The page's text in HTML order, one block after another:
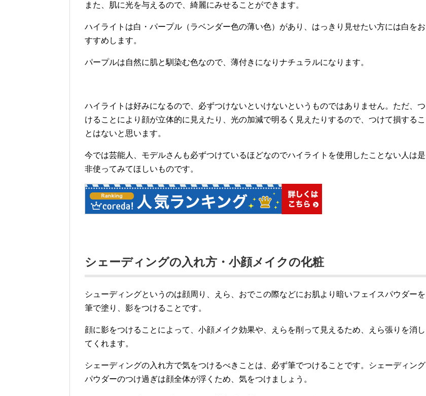
また、肌に光を与えるので、綺麗にみせることができます。
ハイライトは白・パープル（ラベンダー色の薄い色）があり、はっきり見せたい方には白をお
すすめします。
パープルは自然に肌と馴染む色なので、薄付きになりナチュラルになります。
ハイライトは好みになるので、必ずつけないといけないというものではありません。ただ、つ
けることにより顔が立体的に見えたり、光の加減で明るく見えたりするので、つけて損するこ
とはないと思います。
今では芸能人、モデルさんも必ずつけているほどなのでハイライトを使用したことない人は是
非使ってみてほしいものです。
シェーディングの入れ方・小顔メイクの化粧
シューディングというのは顔周り、えら、おでこの際などにお肌より暗いフェイスパウダーを
筆で塗り、影をつけることです。
顔に影をつけることによって、小顔メイク効果や、えらを削って見えるため、えら張りを消し
てくれます。
シェーディングの入れ方で気をつけるべきことは、必ず筆でつけることです。シェーディング
パウダーのつけ過ぎは顔全体が浮くため、気をつけましょう。